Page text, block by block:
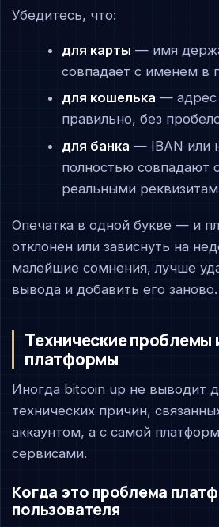
Убедитесь, что:
для карты — имя
совпадает с именем в
для кошелька — адрес
правильно, без
для банка — IBAN или
полностью совпадают
реальными
Опечатка в одной букве — и
отклонен или зависнуть на
малейшие сомнения, лучше
вывода и добавить его заново.
Технические проблемы
платформы
Иногда bitcoin up не выводит
технических причин,
аккаунтом, а с самой
сервисами.
Когда это проблема
пользователя